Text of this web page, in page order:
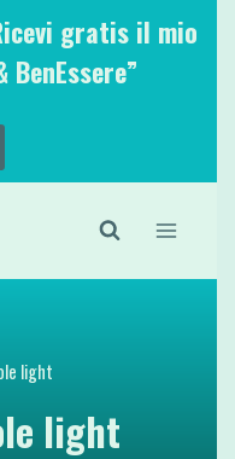
gratis il mio
BenEssere”
light
light